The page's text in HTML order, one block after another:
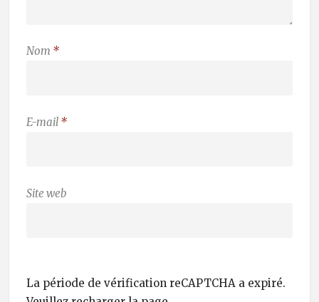
Nom *
E-mail *
Site web
La période de vérification reCAPTCHA a expiré.